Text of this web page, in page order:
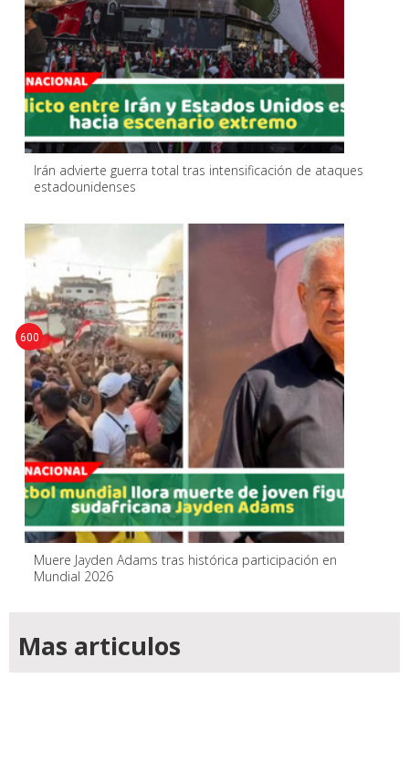
Irán advierte guerra total tras intensificación de ataques
estadounidenses
Muere Jayden Adams tras histórica participación en
Mundial 2026
600
Mas articulos